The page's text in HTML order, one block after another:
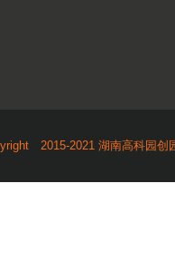
2015-2021 湖南高科园创